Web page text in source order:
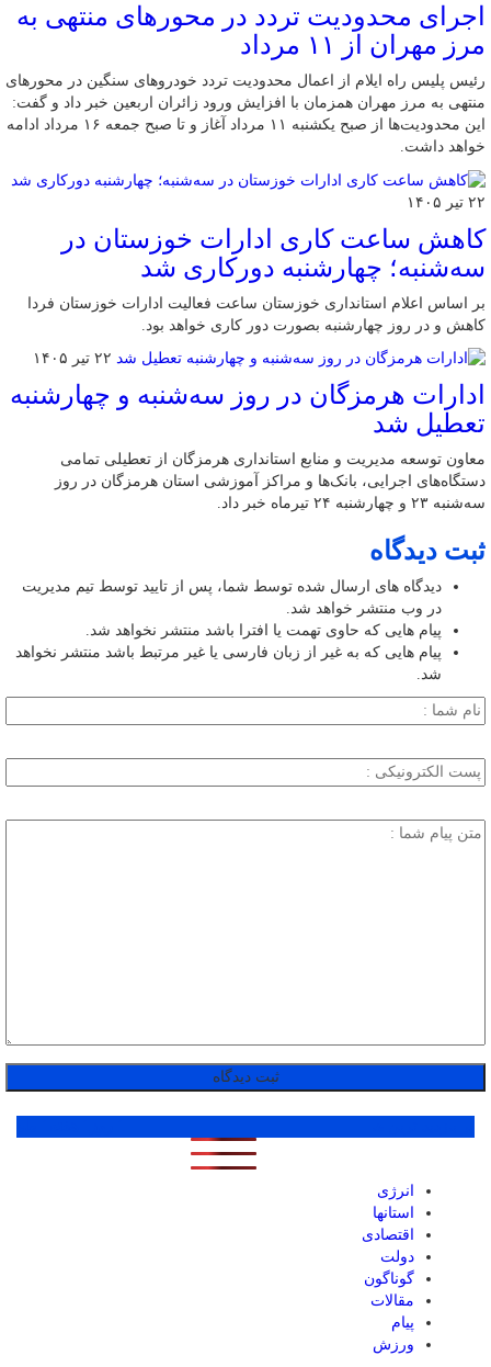
اجرای محدودیت تردد در محورهای منتهی به
مرز مهران از ۱۱ مرداد
رئیس پلیس راه ایلام از اعمال محدودیت تردد خودروهای سنگین در محورهای
منتهی به مرز مهران همزمان با افزایش ورود زائران اربعین خبر داد و گفت:
این محدودیت‌ها از صبح یکشنبه ۱۱ مرداد آغاز و تا صبح جمعه ۱۶ مرداد ادامه
خواهد داشت.
۲۲ تیر ۱۴۰۵
کاهش ساعت کاری ادارات خوزستان در
سه‌شنبه؛ چهارشنبه دورکاری شد
بر اساس اعلام استانداری خوزستان ساعت فعالیت ادارات خوزستان فردا
کاهش و در روز چهارشنبه بصورت دور کاری خواهد بود.
۲۲ تیر ۱۴۰۵
ادارات هرمزگان در روز سه‌شنبه و چهارشنبه
تعطیل شد
معاون توسعه مدیریت و منابع استانداری هرمزگان از تعطیلی تمامی
دستگاه‌های اجرایی، بانک‌ها و مراکز آموزشی استان هرمزگان در روز
سه‌شنبه ۲۳ و چهارشنبه ۲۴ تیرماه خبر داد.
ثبت دیدگاه
دیدگاه های ارسال شده توسط شما، پس از تایید توسط تیم مدیریت
در وب منتشر خواهد شد.
پیام هایی که حاوی تهمت یا افترا باشد منتشر نخواهد شد.
پیام هایی که به غیر از زبان فارسی یا غیر مرتبط باشد منتشر نخواهد
شد.
انرژی
استانها
اقتصادی
دولت
گوناگون
مقالات
پیام
ورزش